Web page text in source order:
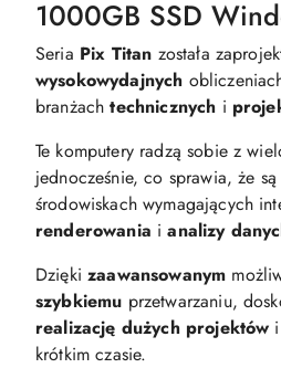
1000GB SSD
Seria Pix Titan została
wysokowydajnych
branżachtechnicznych i
Te komputery radzą sobie z
jednocześnie, co sprawia, że
środowiskach wymagających
renderowania ianalizy
Dziękizaawansowanym
szybkiemu przetwarzaniu,
realizację dużych projektów i
krótkim czasie.